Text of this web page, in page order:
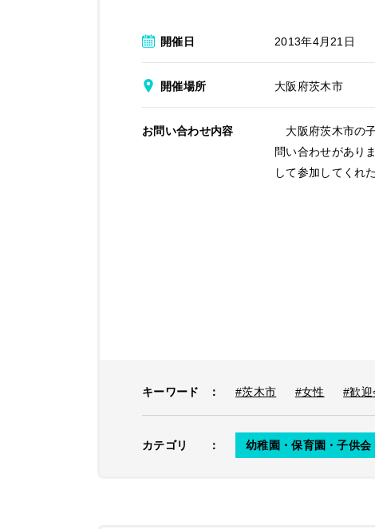
開催日 2013年4月21日
開催場所 大阪府茨木市
お問い合わせ内容 大阪府茨木市の
問い合わせがあり
して参加してくれ
キーワード ： #茨木市 #女性 #歓迎
カテゴリ ： 幼稚園・保育園・子供